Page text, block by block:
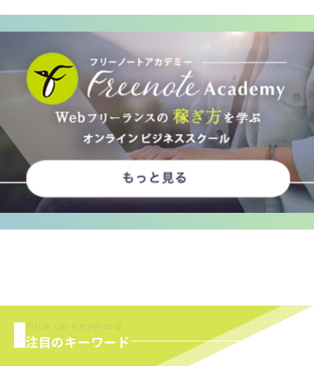
注目のキーワード